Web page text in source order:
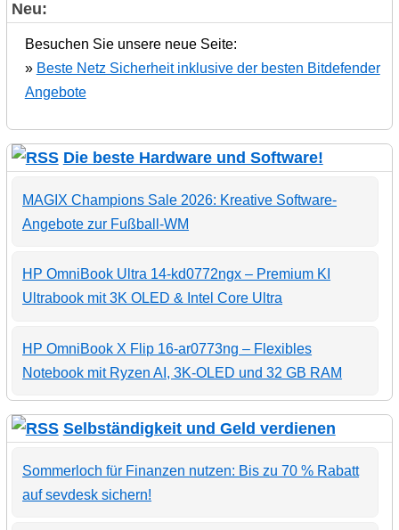
Neu:
Besuchen Sie unsere neue Seite:
» Beste Netz Sicherheit inklusive der besten Bitdefender
Angebote
Die beste Hardware und Software!
MAGIX Champions Sale 2026: Kreative Software-
Angebote zur Fußball-WM
HP OmniBook Ultra 14-kd0772ngx – Premium KI
Ultrabook mit 3K OLED & Intel Core Ultra
HP OmniBook X Flip 16-ar0773ng – Flexibles
Notebook mit Ryzen AI, 3K-OLED und 32 GB RAM
Selbständigkeit und Geld verdienen
Sommerloch für Finanzen nutzen: Bis zu 70 % Rabatt
auf sevdesk sichern!